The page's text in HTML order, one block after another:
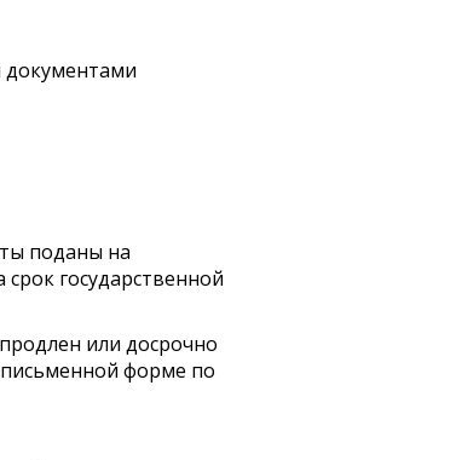
документами
поданы на
государственной
или досрочно
письменной форме по